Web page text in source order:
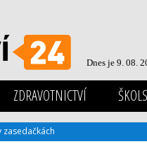
Dnes je 9. 08.
ZDRAVOTNICTVÍ